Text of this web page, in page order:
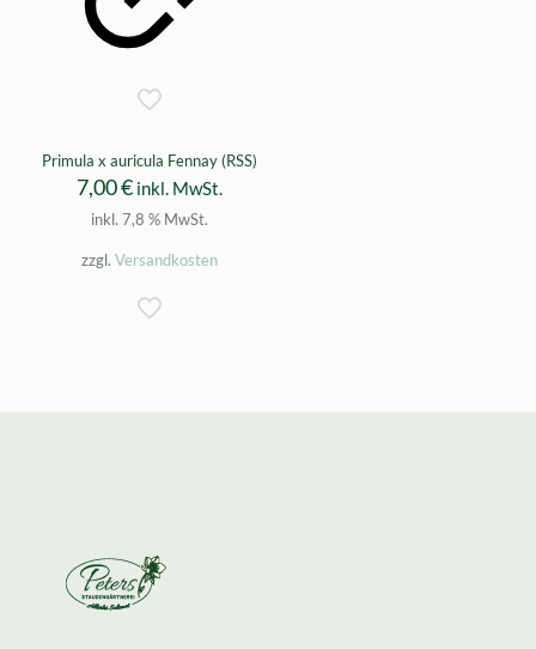
Primula x auricula Fennay (RSS)
7,00€ inkl. MwSt.
inkl. 7,8 % MwSt.
zzgl. Versandkosten